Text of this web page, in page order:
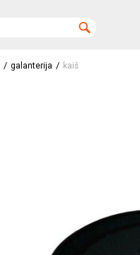
/ galanterija / kaiš